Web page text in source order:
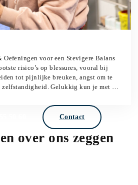
voor een Stevigere Balans
risico’s op blessures, vooral bij
tot pijnlijke breuken, angst om te
zelfstandigheid. Gelukkig kun je met de
Contact
over ons zeggen